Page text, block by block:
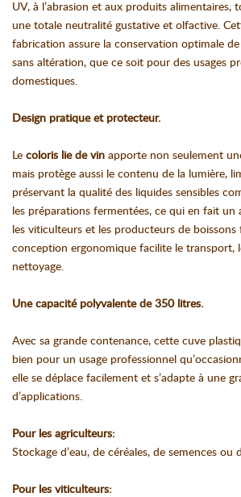
UV, à l’abrasion et aux produits alimentaires,
une totale neutralité gustative et olfactive.
fabrication assure la conservation optimale
sans altération, que ce soit pour des usages
domestiques.
Design pratique et protecteur.
Le coloris lie de vin apporte non seulement
mais protège aussi le contenu de la lumière,
préservant la qualité des liquides sensibles
les préparations fermentées, ce qui en fait
les viticulteurs et les producteurs de boissons
conception ergonomique facilite le transport,
nettoyage.
Une capacité polyvalente de 350 litres.
Avec sa grande contenance, cette cuve
bien pour un usage professionnel
elle se déplace facilement et s’adapte à une
d’applications.
Pour les agriculteurs:
Stockage d’eau, de céréales, de semences ou
Pour les viticulteurs: